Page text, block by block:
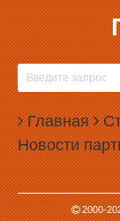
Главная
Новости
2000-
29.09.2023, 15:51
НА УРАЛЕ
ЯЩУРА
В Свердловской
Как сообщили в
учениях